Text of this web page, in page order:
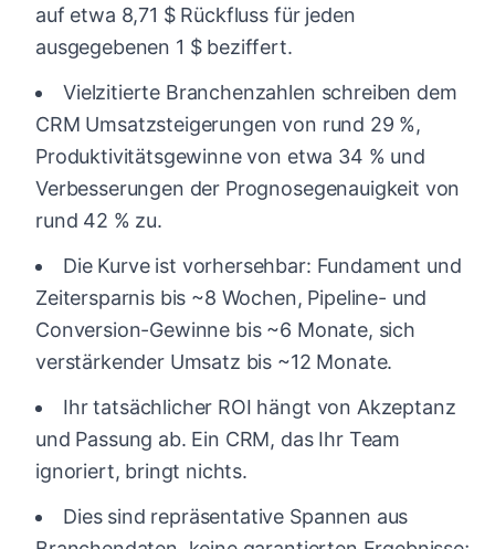
auf etwa 8,71 $ Rückfluss für jeden
ausgegebenen 1 $ beziffert.
Vielzitierte Branchenzahlen schreiben dem
CRM Umsatzsteigerungen von rund 29 %,
Produktivitätsgewinne von etwa 34 % und
Verbesserungen der Prognosegenauigkeit von
rund 42 % zu.
Die Kurve ist vorhersehbar: Fundament und
Zeitersparnis bis ~8 Wochen, Pipeline- und
Conversion-Gewinne bis ~6 Monate, sich
verstärkender Umsatz bis ~12 Monate.
Ihr tatsächlicher ROI hängt von Akzeptanz
und Passung ab. Ein CRM, das Ihr Team
ignoriert, bringt nichts.
Dies sind repräsentative Spannen aus